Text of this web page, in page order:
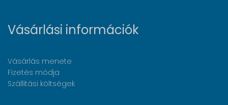
Vásárlási információk
Vásárlás menete
Fizetés módja
Szállítási költségek